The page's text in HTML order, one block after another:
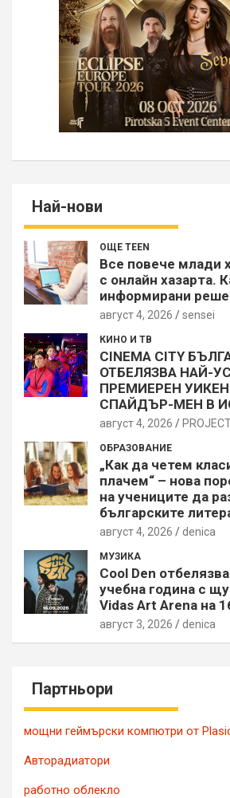
Най-нови
ОЩЕ TEEN
Все повече млади
с онлайн хазарта.
информирани
август 4, 2026 sensei
КИНО И ТВ
CINEMA CITY
ОТБЕЛЯЗВА НАЙ-
ПРЕМИЕРЕН
СПАЙДЪР-МЕН В
август 4, 2026
ОБРАЗОВАНИЕ
„Как да четем
плачем“ – нова
на учениците да
българските
август 4, 2026 denica
МУЗИКА
Cool Den
учебна година с
Vidas Art Arena на
август 3, 2026 denica
Партньори
мощни геймърски компютри от
Авторадиатори
работно облекло